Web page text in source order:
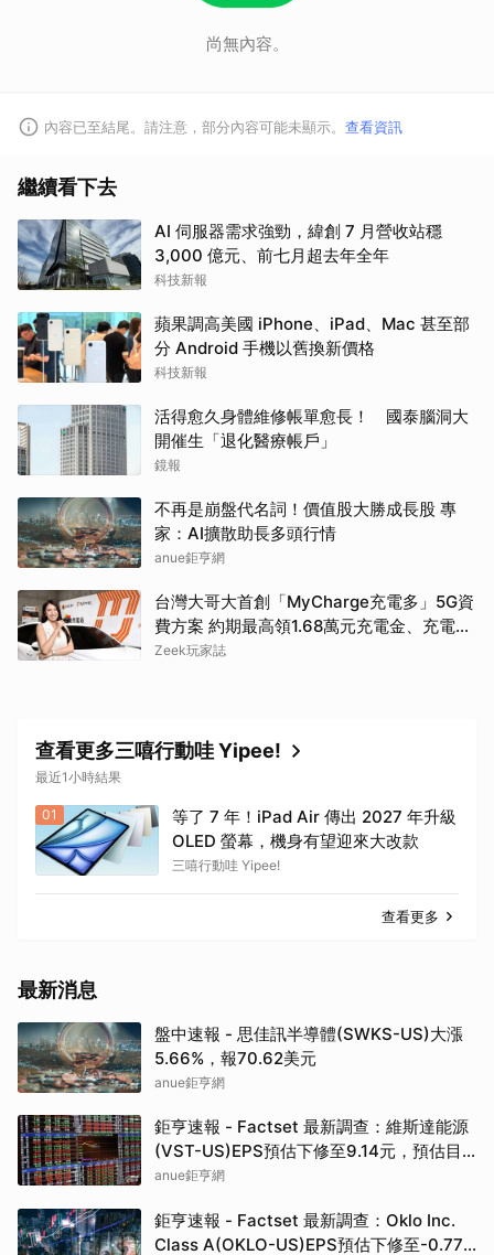
尚無內容。
內容已至結尾。請注意，部分內容可能未顯示。 查看資訊
繼續看下去
AI 伺服器需求強勁，緯創 7 月營收站穩
3,000 億元、前七月超去年全年
科技新報
蘋果調高美國 iPhone、iPad、Mac 甚至部
分 Android 手機以舊換新價格
科技新報
活得愈久身體維修帳單愈長！ 國泰腦洞大
開催生「退化醫療帳戶」
鏡報
不再是崩盤代名詞！價值股大勝成長股 專
家：AI擴散助長多頭行情
anue鉅亨網
台灣大哥大首創「MyCharge充電多」5G資
費方案 約期最高領1.68萬元充電金、充電最
高89折
Zeek玩家誌
查看更多三嘻行動哇 Yipee!
最近1小時結果
01
等了 7 年！iPad Air 傳出 2027 年升級
OLED 螢幕，機身有望迎來大改款
三嘻行動哇 Yipee!
查看更多
最新消息
盤中速報 - 思佳訊半導體(SWKS-US)大漲
5.66%，報70.62美元
anue鉅亨網
鉅亨速報 - Factset 最新調查：維斯達能源
(VST-US)EPS預估下修至9.14元，預估目
標價為222.00元
anue鉅亨網
鉅亨速報 - Factset 最新調查：Oklo Inc.
Class A(OKLO-US)EPS預估下修至-0.77